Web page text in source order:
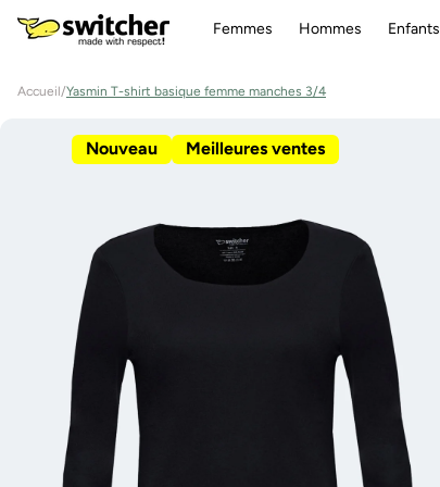
directement
au contenu
Femmes Hommes Enfants
Accueil/Yasmin T-shirt basique femme manches 3/4
Nouveau Meilleures ventes
l'information
sur le